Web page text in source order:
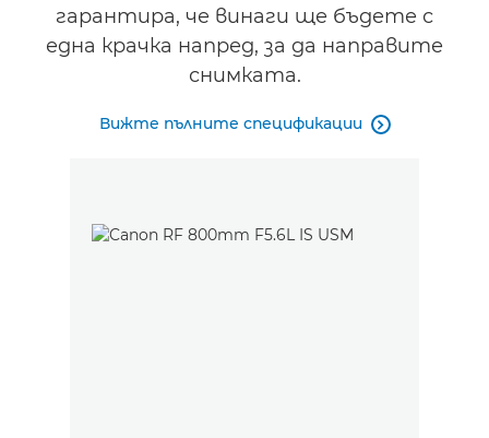
гарантира, че винаги ще бъдете с
една крачка напред, за да направите
снимката.
Вижте пълните спецификации 